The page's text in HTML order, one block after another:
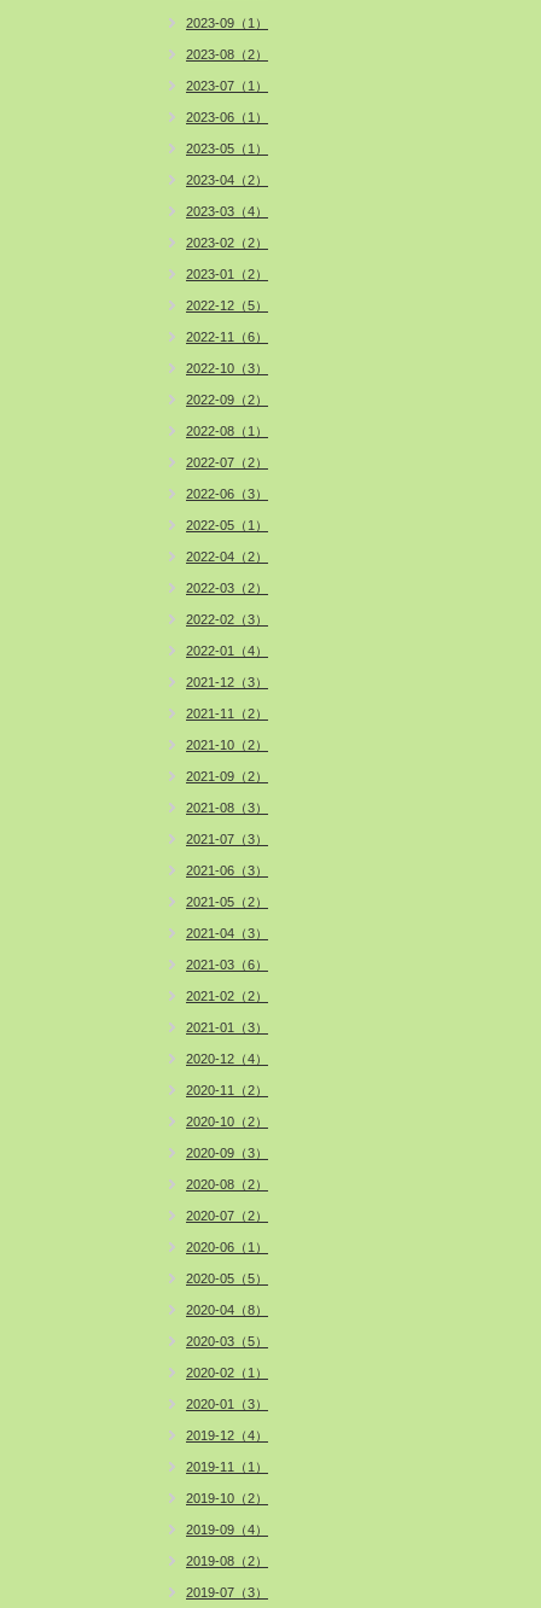
2023-09（1）
2023-08（2）
2023-07（1）
2023-06（1）
2023-05（1）
2023-04（2）
2023-03（4）
2023-02（2）
2023-01（2）
2022-12（5）
2022-11（6）
2022-10（3）
2022-09（2）
2022-08（1）
2022-07（2）
2022-06（3）
2022-05（1）
2022-04（2）
2022-03（2）
2022-02（3）
2022-01（4）
2021-12（3）
2021-11（2）
2021-10（2）
2021-09（2）
2021-08（3）
2021-07（3）
2021-06（3）
2021-05（2）
2021-04（3）
2021-03（6）
2021-02（2）
2021-01（3）
2020-12（4）
2020-11（2）
2020-10（2）
2020-09（3）
2020-08（2）
2020-07（2）
2020-06（1）
2020-05（5）
2020-04（8）
2020-03（5）
2020-02（1）
2020-01（3）
2019-12（4）
2019-11（1）
2019-10（2）
2019-09（4）
2019-08（2）
2019-07（3）